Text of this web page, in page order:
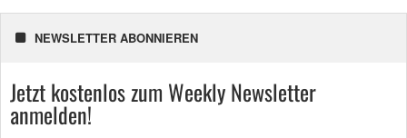
NEWSLETTER ABONNIEREN
Jetzt kostenlos zum Weekly Newsletter
anmelden!